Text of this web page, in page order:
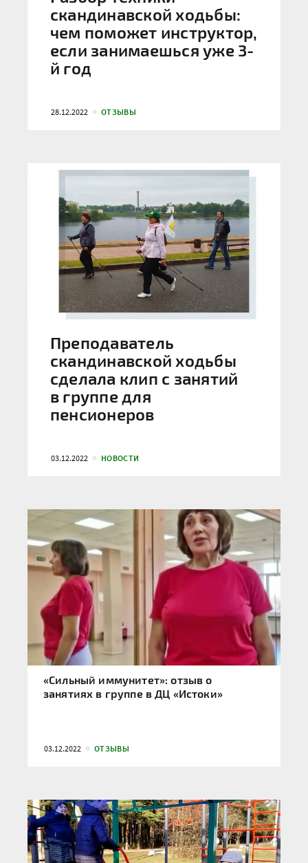
скандинавской ходьбы:
чем поможет инструктор,
если занимаешься уже 3-
й год
28.12.2022 ОТЗЫВЫ
Преподаватель
скандинавской ходьбы
сделала клип с занятий
в группе для
пенсионеров
03.12.2022 НОВОСТИ
«Сильный иммунитет»: отзыв о
занятиях в группе в ДЦ «Истоки»
03.12.2022 ОТЗЫВЫ